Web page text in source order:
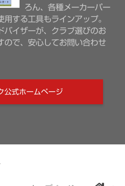
ろん、各種メーカーパー
する工具もラインアップ。
バイザーが、クラブ選びのお
ので、安心してお問い合わせ
公式ホームページ